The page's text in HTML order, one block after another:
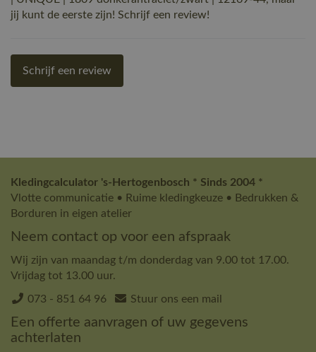
jij kunt de eerste zijn! Schrijf een review!
Schrijf een review
Kledingcalculator 's-Hertogenbosch * Sinds 2004 *
Vlotte communicatie • Ruime kledingkeuze • Bedrukken &
Borduren in eigen atelier
Neem contact op voor een afspraak
Wij zijn van maandag t/m donderdag van 9.00 tot 17.00.
Vrijdag tot 13.00 uur.
073 - 851 64 96 Stuur ons een mail
Een offerte aanvragen of uw gegevens
achterlaten